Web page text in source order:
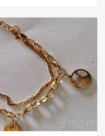
2 ans Il ya